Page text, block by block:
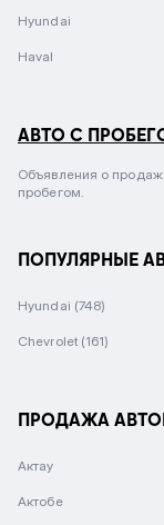
Hyundai
Haval
АВТО С
Объявления о
пробегом.
ПОПУЛЯРНЫЕ
Hyundai (748)
Chevrolet (161)
ПРОДАЖА
Актау
Актобе